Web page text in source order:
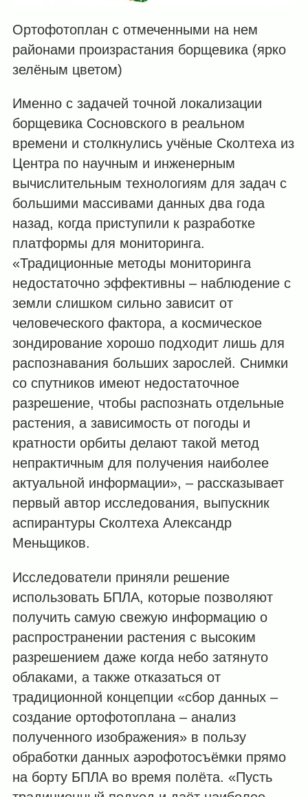
Ортофотоплан с отмеченными на нем
районами произрастания борщевика (ярко
зелёным цветом)
Именно с задачей точной локализации
борщевика Сосновского в реальном
времени и столкнулись учёные Сколтеха из
Центра по научным и инженерным
вычислительным технологиям для задач с
большими массивами данных два года
назад, когда приступили к разработке
платформы для мониторинга.
«Традиционные методы мониторинга
недостаточно эффективны – наблюдение с
земли слишком сильно зависит от
человеческого фактора, а космическое
зондирование хорошо подходит лишь для
распознавания больших зарослей. Снимки
со спутников имеют недостаточное
разрешение, чтобы распознать отдельные
растения, а зависимость от погоды и
кратности орбиты делают такой метод
непрактичным для получения наиболее
актуальной информации», – рассказывает
первый автор исследования, выпускник
аспирантуры Сколтеха Александр
Меньщиков.
Исследователи приняли решение
использовать БПЛА, которые позволяют
получить самую свежую информацию о
распространении растения с высоким
разрешением даже когда небо затянуто
облаками, а также отказаться от
традиционной концепции «сбор данных –
создание ортофотоплана – анализ
полученного изображения» в пользу
обработки данных аэрофотосъёмки прямо
на борту БПЛА во время полёта. «Пусть